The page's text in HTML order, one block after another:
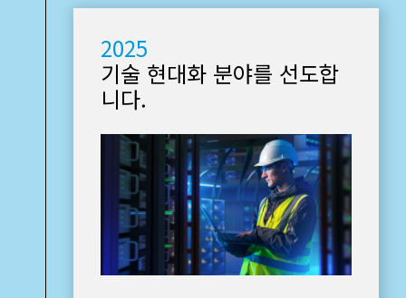
2025
기술 현대화 분야를 선도합
니다.